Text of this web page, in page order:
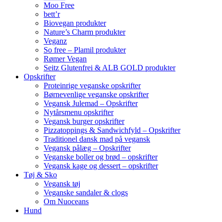
Moo Free
bett’r
Biovegan produkter
Nature’s Charm produkter
Veganz
So free – Plamil produkter
Rømer Vegan
Seitz Glutenfrei & ALB GOLD produkter
Opskrifter
Proteinrige veganske opskrifter
Børnevenlige veganske opskrifter
Vegansk Julemad – Opskrifter
Nytårsmenu opskrifter
Vegansk burger opskrifter
Pizzatoppings & Sandwichfyld – Opskrifter
Traditionel dansk mad på vegansk
Vegansk pålæg – Opskrifter
Veganske boller og brød – opskrifter
Vegansk kage og dessert – opskrifter
Tøj & Sko
Vegansk tøj
Veganske sandaler & clogs
Om Nuoceans
Hund